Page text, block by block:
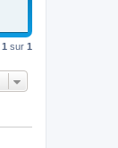
1 sur 1